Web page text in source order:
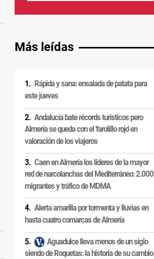
Más leídas
Rápida y sana: ensalada de patata para
este jueves
Andalucía bate récords turísticos pero
Almería se queda con el 'farolillo rojo' en
valoración de los viajeros
Caen en Almería los líderes de la mayor
red de narcolanchas del Mediterráneo: 2.000
migrantes y tráfico de MDMA
Alerta amarilla por tormenta y lluvias en
hasta cuatro comarcas de Almería
Aguadulce lleva menos de un siglo
siendo de Roquetas: la historia de su cambio